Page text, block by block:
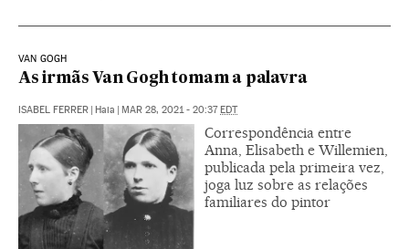
VAN GOGH
As irmãs Van Gogh tomam a palavra
ISABEL FERRER Haia MAR 28, 2021 - 20:37 EDT
Correspondência entre
Anna, Elisabeth e Willemien,
publicada pela primeira vez,
joga luz sobre as relações
familiares do pintor